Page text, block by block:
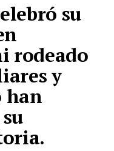
su
rodeado
y
han